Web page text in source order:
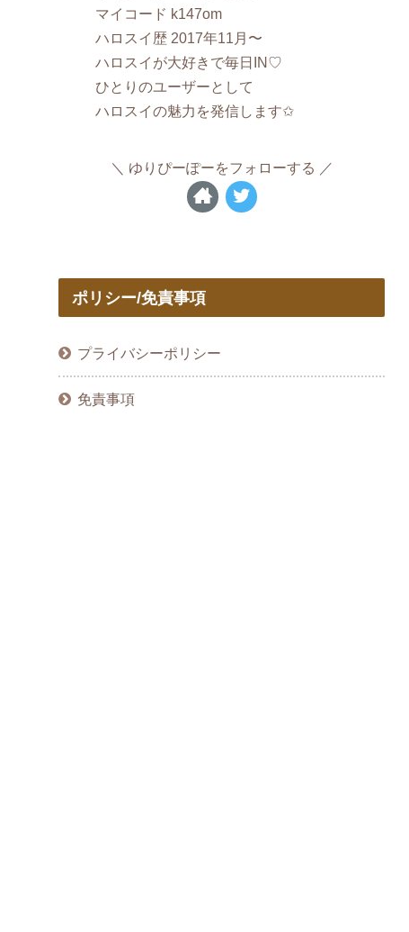
マイコード k147om
ハロスイ歴 2017年11月〜
ハロスイが大好きで毎日IN♡
ひとりのユーザーとして
ハロスイの魅力を発信します✩
ゆりぴーぽーをフォローする
ポリシー/免責事項
プライバシーポリシー
免責事項